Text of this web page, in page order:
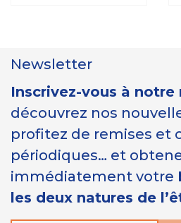
Newsletter
Inscrivez-vous à
découvrez nos
profitez de remises et
périodiques… et
immédiatement votre
les deux natures de